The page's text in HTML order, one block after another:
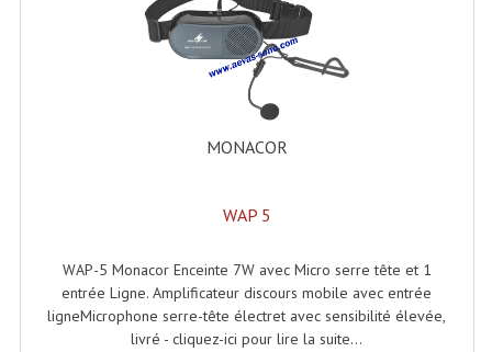
MONACOR
WAP 5
WAP-5 Monacor Enceinte 7W avec Micro serre tête et 1
entrée Ligne. Amplificateur discours mobile avec entrée
ligneMicrophone serre-tête électret avec sensibilité élevée,
livré - cliquez-ici pour lire la suite...